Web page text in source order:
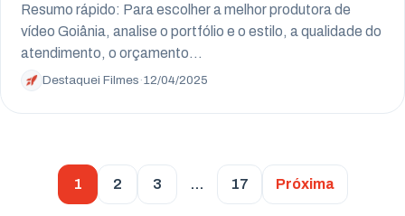
Resumo rápido: Para escolher a melhor produtora de
vídeo Goiânia, analise o portfólio e o estilo, a qualidade do
atendimento, o orçamento…
Destaquei Filmes ·12/04/2025
1 2 3 … 17 Próxima